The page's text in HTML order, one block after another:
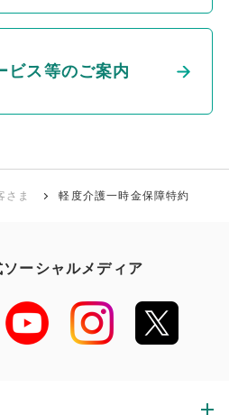
ビス等のご案内
さま 軽度介護一時金保障特約
ーシャルメディア